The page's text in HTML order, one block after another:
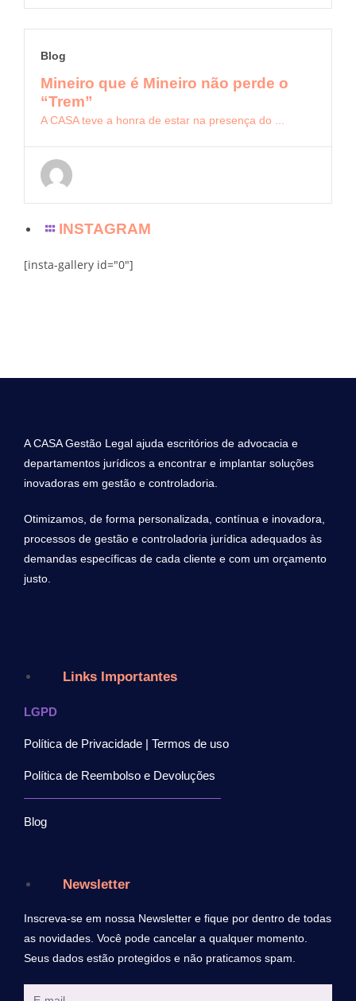
Blog
Mineiro que é Mineiro não perde o
“Trem”
A CASA teve a honra de estar na presença do ...
INSTAGRAM
[insta-gallery id="0"]
A CASA Gestão Legal ajuda escritórios de advocacia e
departamentos jurídicos a encontrar e implantar soluções
inovadoras em gestão e controladoria.
Otimizamos, de forma personalizada, contínua e inovadora,
processos de gestão e controladoria jurídica adequados às
demandas específicas de cada cliente e com um orçamento
justo.
Links Importantes
LGPD
Política de Privacidade | Termos de uso
Política de Reembolso e Devoluções
Blog
Newsletter
Inscreva-se em nossa Newsletter e fique por dentro de todas
as novidades. Você pode cancelar a qualquer momento.
Seus dados estão protegidos e não praticamos spam.